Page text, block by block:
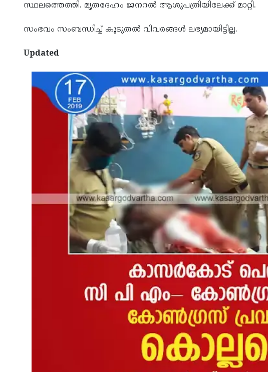
സ്ഥലത്തെത്തി. മൃതദേഹം ജനറല്‍ ആശുപത്രിയിലേക്ക് മാറ്റി.
സംഭവം സംബന്ധിച്ച് കൂടുതല്‍ വിവരങ്ങള്‍ ലഭ്യമായിട്ടില്ല.
Updated